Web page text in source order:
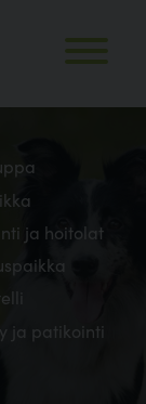
ja hoitolat
ja patikointi